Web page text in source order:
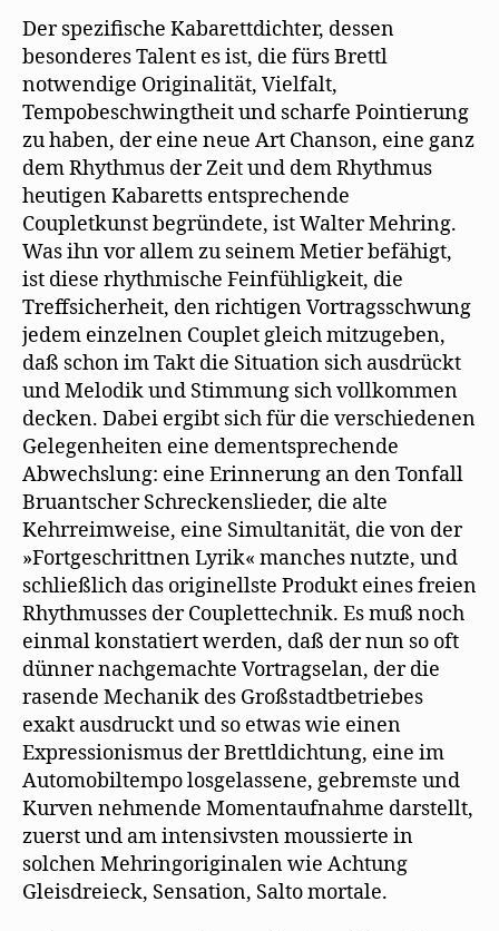
Der spezifische Kabarettdichter, dessen
besonderes Talent es ist, die fürs Brettl
notwendige Originalität, Vielfalt,
Tempobeschwingtheit und scharfe Pointierung
zu haben, der eine neue Art Chanson, eine ganz
dem Rhythmus der Zeit und dem Rhythmus
heutigen Kabaretts entsprechende
Coupletkunst begründete, ist Walter Mehring.
Was ihn vor allem zu seinem Metier befähigt,
ist diese rhythmische Feinfühligkeit, die
Treffsicherheit, den richtigen Vortragsschwung
jedem einzelnen Couplet gleich mitzugeben,
daß schon im Takt die Situation sich ausdrückt
und Melodik und Stimmung sich vollkommen
decken. Dabei ergibt sich für die verschiedenen
Gelegenheiten eine dementsprechende
Abwechslung: eine Erinnerung an den Tonfall
Bruantscher Schreckenslieder, die alte
Kehrreimweise, eine Simultanität, die von der
»Fortgeschrittnen Lyrik« manches nutzte, und
schließlich das originellste Produkt eines freien
Rhythmusses der Couplettechnik. Es muß noch
einmal konstatiert werden, daß der nun so oft
dünner nachgemachte Vortragselan, der die
rasende Mechanik des Großstadtbetriebes
exakt ausdruckt und so etwas wie einen
Expressionismus der Brettldichtung, eine im
Automobiltempo losgelassene, gebremste und
Kurven nehmende Momentaufnahme darstellt,
zuerst und am intensivsten moussierte in
solchen Mehringoriginalen wie Achtung
Gleisdreieck, Sensation, Salto mortale.